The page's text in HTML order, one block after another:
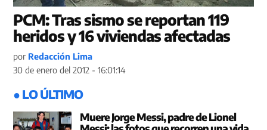
PCM: Tras sismo se reportan 119
heridos y 16 viviendas afectadas
por Redacción Lima
30 de enero del 2012 - 16:01:14
● LO ÚLTIMO
Muere Jorge Messi, padre de Lionel